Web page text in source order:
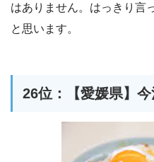
はありません。はっきり言
と思います。
26位：【愛媛県】